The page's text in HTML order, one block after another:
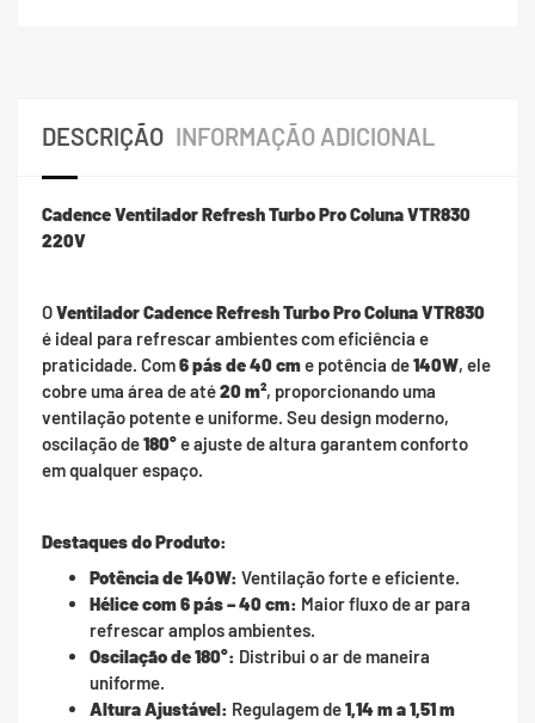
DESCRIÇÃO INFORMAÇÃO ADICIONAL
Cadence Ventilador Refresh Turbo Pro Coluna VTR830
220V
OVentilador Cadence Refresh Turbo Pro Coluna VTR830
é ideal para refrescar ambientes com eficiência e
praticidade. Com6 pás de 40 cme potência de140W, ele
cobre uma área de até20 m², proporcionando uma
ventilação potente e uniforme. Seu design moderno,
oscilação de180°e ajuste de altura garantem conforto
em qualquer espaço.
Destaques do Produto:
Potência de 140W: Ventilação forte e eficiente.
Hélice com 6 pás – 40 cm: Maior fluxo de ar para
refrescar amplos ambientes.
Oscilação de 180°: Distribui o ar de maneira
uniforme.
Altura Ajustável: Regulagem de1,14 m a 1,51 m